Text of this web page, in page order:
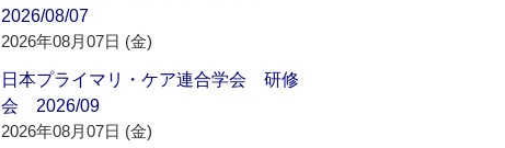
2026/08/07
2026年08月07日 (金)
日本プライマリ・ケア連合学会 研修
会 2026/09
2026年08月07日 (金)